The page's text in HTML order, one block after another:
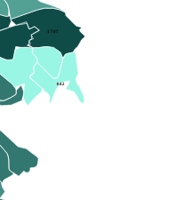
1 747
842